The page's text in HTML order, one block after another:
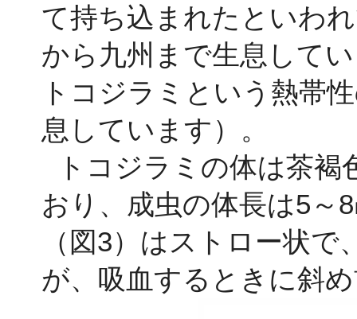
て持ち込まれたといわ
から九州まで生息して
トコジラミという熱帯
息しています）。
トコジラミの体は茶褐
おり、成虫の体長は5～
（図3）はストロー状
が、吸血するときに斜